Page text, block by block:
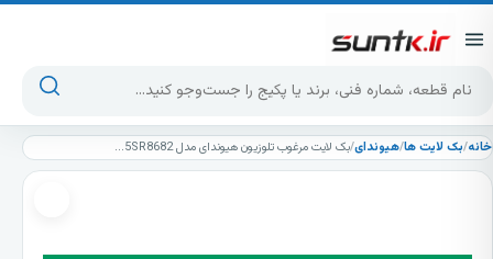
جست‌وجوی محصولات
خانه/بک لایت ها/هیوندای/ بک لایت مرغوب تلوزیون هیوندای مدل 55SF5580 55SR3650 55SR8682 دوازده شاخه 6 ال ای دی